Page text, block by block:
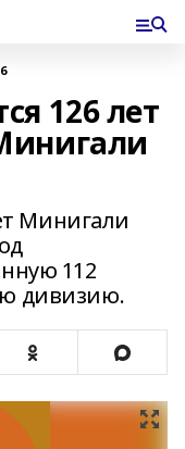
126 лет
Минигали
112
дивизию.